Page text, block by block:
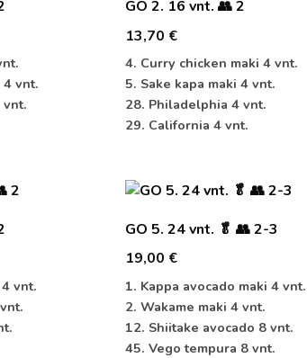
4 vnt.
GO 2. 16 vnt. 👥 2
13,70 €
4. Curry chicken maki 4 vnt.
5. Sake kapa maki 4 vnt.
28. Philadelphia 4 vnt.
29. California 4 vnt.
vnt.
GO 5. 24 vnt. 🥬 👥 2-3
19,00 €
1. Kappa avocado maki 4 vnt.
2. Wakame maki 4 vnt.
12. Shiitake avocado 8 vnt.
45. Vego tempura 8 vnt.